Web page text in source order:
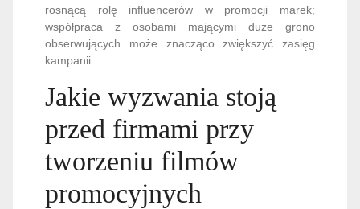
rosnącą rolę influencerów w promocji marek;
współpraca z osobami mającymi duże grono
obserwujących może znacząco zwiększyć zasięg
kampanii.
Jakie wyzwania stoją
przed firmami przy
tworzeniu filmów
promocyjnych